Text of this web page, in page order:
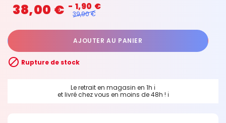
38,00 € - 1,90 €
39,90 €
AJOUTER AU PANIER
 Rupture de stock
Le retrait en magasin en 1h ℹ
et livré chez vous en moins de 48h ! ℹ